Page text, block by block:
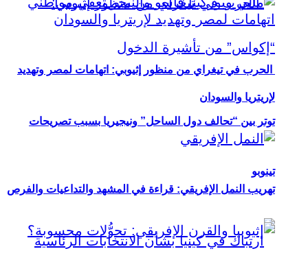
توتر بين “تحالف دول الساحل” ونيجيريا بسبب تصريحات
تينوبو
الحرب في تيغراي من منظور إثيوبي: اتهامات لمصر وتهديد
لإريتريا والسودان
تهريب النمل الإفريقي: قراءة في المشهد والتداعيات والفرص